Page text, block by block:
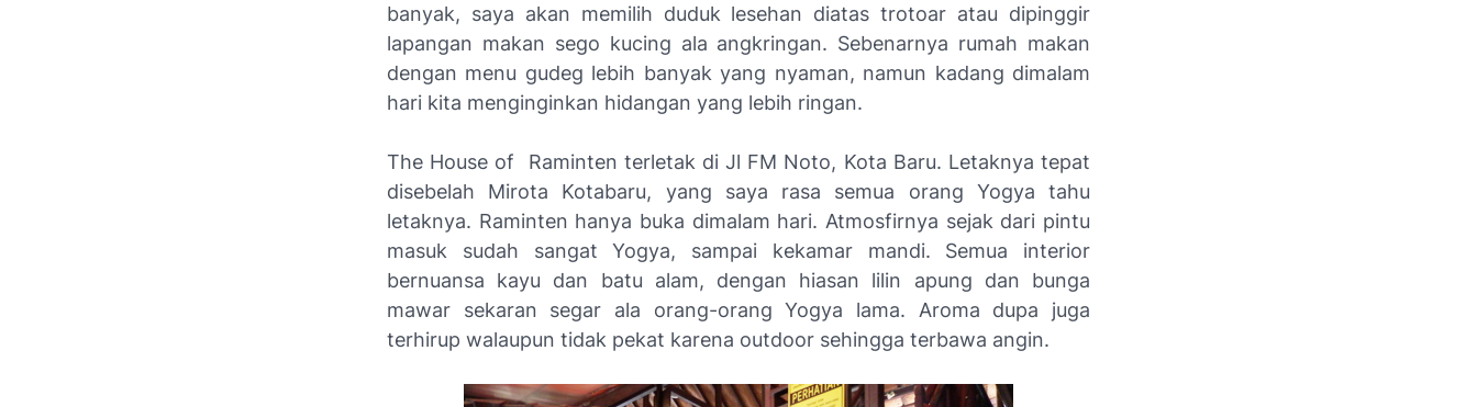
banyak, saya akan memilih duduk lesehan diatas trotoar atau dipinggir
lapangan makan sego kucing ala angkringan. Sebenarnya rumah makan
dengan menu gudeg lebih banyak yang nyaman, namun kadang dimalam
hari kita menginginkan hidangan yang lebih ringan.
The House of Raminten terletak di Jl FM Noto, Kota Baru. Letaknya tepat
disebelah Mirota Kotabaru, yang saya rasa semua orang Yogya tahu
letaknya. Raminten hanya buka dimalam hari. Atmosfirnya sejak dari pintu
masuk sudah sangat Yogya, sampai kekamar mandi. Semua interior
bernuansa kayu dan batu alam, dengan hiasan lilin apung dan bunga
mawar sekaran segar ala orang-orang Yogya lama. Aroma dupa juga
terhirup walaupun tidak pekat karena outdoor sehingga terbawa angin.